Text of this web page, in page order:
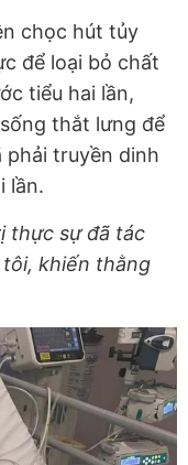
chọc hút tủy
để loại bỏ chất
tiểu hai lần,
thắt lưng để
phải truyền dinh
lần.
thực sự đã tác
khiến thằng